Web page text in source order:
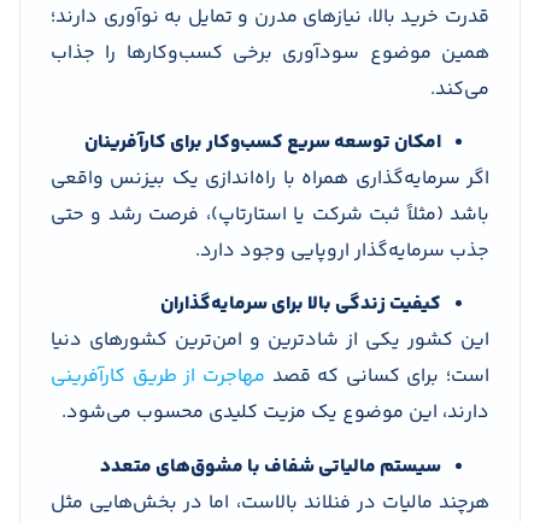
قدرت خرید بالا، نیازهای مدرن و تمایل به نوآوری دارند؛
همین موضوع سودآوری برخی کسب‌وکارها را جذاب
می‌کند.
امکان توسعه سریع کسب‌وکار برای کارآفرینان
اگر سرمایه‌گذاری همراه با راه‌اندازی یک بیزنس واقعی
باشد (مثلاً ثبت شرکت یا استارتاپ)، فرصت رشد و حتی
جذب سرمایه‌گذار اروپایی وجود دارد.
کیفیت زندگی بالا برای سرمایه‌گذاران
این کشور یکی از شادترین و امن‌ترین کشورهای دنیا
است؛ برای کسانی که قصد مهاجرت از طریق کارآفرینی
دارند، این موضوع یک مزیت کلیدی محسوب می‌شود.
سیستم مالیاتی شفاف با مشوق‌های متعدد
هرچند مالیات در فنلاند بالاست، اما در بخش‌هایی مثل